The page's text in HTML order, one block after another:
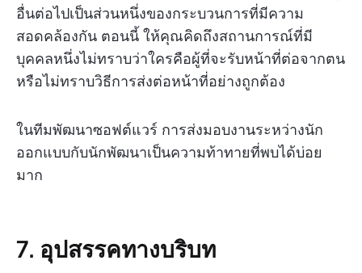
อื่นต่อไปเป็นส่วนหนึ่งของกระบวนการที่มีความ
สอดคล้องกัน ตอนนี้ ให้คุณคิดถึงสถานการณ์ที่มี
บุคคลหนึ่งไม่ทราบว่าใครคือผู้ที่จะรับหน้าที่ต่อจากตน
หรือไม่ทราบวิธีการส่งต่อหน้าที่อย่างถูกต้อง
ในทีมพัฒนาซอฟต์แวร์ การส่งมอบงานระหว่างนัก
ออกแบบกับนักพัฒนาเป็นความท้าทายที่พบได้บ่อย
มาก
7. อุปสรรคทางบริบท